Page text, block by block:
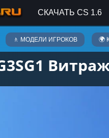
СКАЧАТЬ CS 1.6
🚶 МОДЕЛИ ИГРОКОВ 🌍